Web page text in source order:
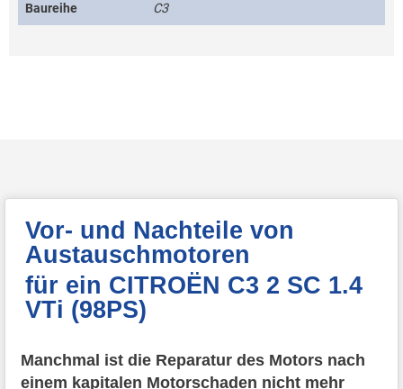
Baureihe C3
Vor- und Nachteile von
Austauschmotoren
für ein CITROËN C3 2 SC 1.4
VTi (98PS)
Manchmal ist die Reparatur des Motors nach
einem kapitalen Motorschaden nicht mehr